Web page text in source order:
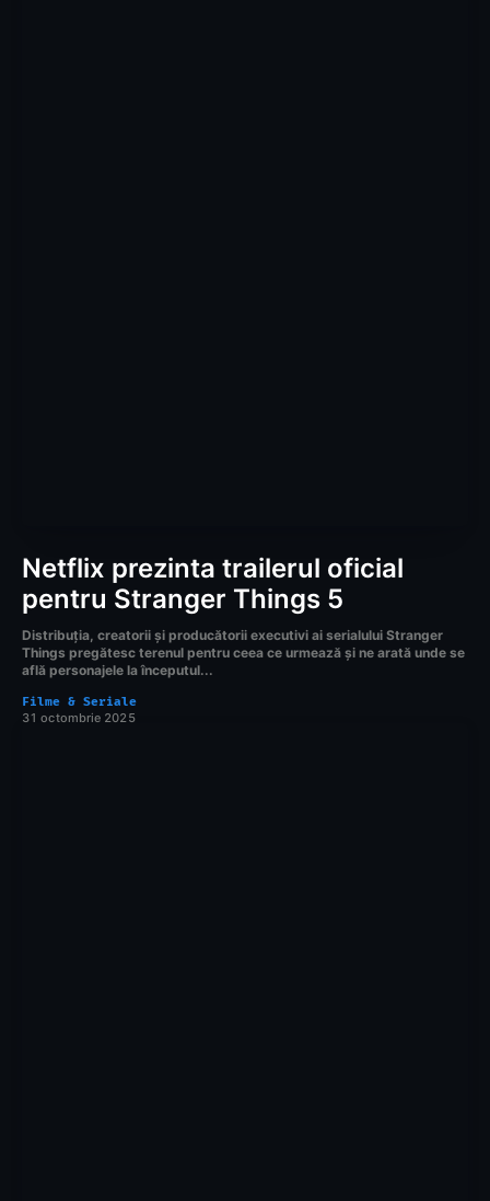
Netflix prezinta trailerul oficial
pentru Stranger Things 5
Distribuția, creatorii și producătorii executivi ai serialului Stranger
Things pregătesc terenul pentru ceea ce urmează și ne arată unde se
află personajele la începutul...
Filme & Seriale
31 octombrie 2025